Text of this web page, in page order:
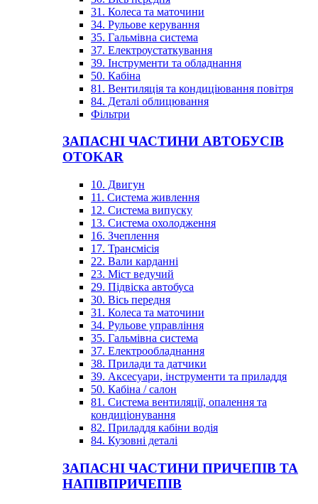
31. Колеса та маточини
34. Рульове керування
35. Гальмівна система
37. Електроустаткування
39. Інструменти та обладнання
50. Кабіна
81. Вентиляція та кондиціювання повітря
84. Деталі облицювання
Фільтри
ЗАПАСНІ ЧАСТИНИ АВТОБУСІВ
OTOKAR
10. Двигун
11. Система живлення
12. Система випуску
13. Система охолодження
16. Зчеплення
17. Трансмісія
22. Вали карданні
23. Міст ведучий
29. Підвіска автобуса
30. Вісь передня
31. Колеса та маточини
34. Рульове управління
35. Гальмівна система
37. Електрообладнання
38. Прилади та датчики
39. Аксесуари, інструменти та приладдя
50. Кабіна / салон
81. Система вентиляції, опалення та
кондиціонування
82. Приладдя кабіни водія
84. Кузовні деталі
ЗАПАСНІ ЧАСТИНИ ПРИЧЕПІВ ТА
НАПІВПРИЧЕПІВ